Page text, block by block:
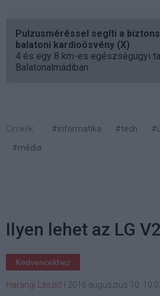
Pulzusméréssel segíti a
balatoni kardioösvény (X)
4 és egy 8 km-es egészségügyi
Balatonalmádiban.
Címkék: #informatika #tech
#média
Ilyen lehet az LG
Kedvencekhez
Harangi László 2016 augusztus 10.